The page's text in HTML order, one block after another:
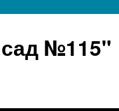
№115"